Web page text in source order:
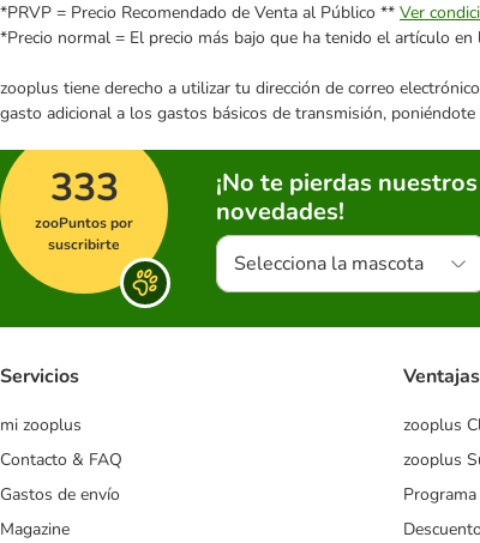
*PRVP = Precio Recomendado de Venta al Público ** Ver
*Precio normal = El precio más bajo que ha tenido el artículo
zooplus tiene derecho a utilizar tu dirección de correo
gasto adicional a los gastos básicos de transmisión,
333
zooPuntos por
suscribirte
¡No te pierdas
novedades!
Selecciona la mascota
Servicios
mi zooplus
Contacto & FAQ
Gastos de envío
Magazine
Ventajas
zooplus
zooplus